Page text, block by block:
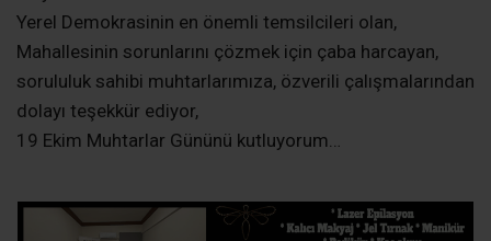
Yerel Demokrasinin en önemli temsilcileri olan,
Mahallesinin sorunlarını çözmek için çaba harcayan,
sorululuk sahibi muhtarlarımıza, özverili çalışmalarından
dolayı teşekkür ediyor,
19 Ekim Muhtarlar Gününü kutluyorum…